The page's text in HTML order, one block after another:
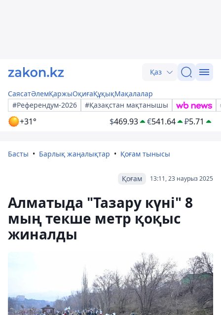
Қаз
СаясатӘлемҚаржыОқиғаҚұқықМақалалар
#Референдум-2026
#Қазақстан мақтанышы
+31° $469.93 €541.64 ₽5.71
Басты Барлық жаңалықтар Қоғам тынысы
13:11, 23 наурыз 2025
Қоғам
Алматыда "Тазару күні" 8
мың текше метр қоқыс
жиналды